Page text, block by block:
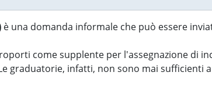
è una domanda informale che può essere
come supplente per l'assegnazione di
graduatorie, infatti, non sono mai sufficienti